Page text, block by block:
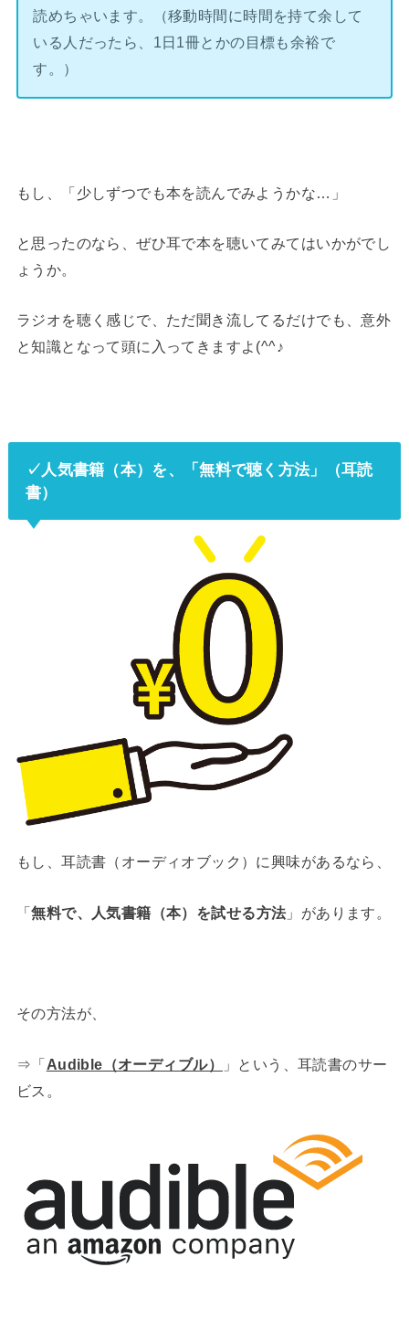
読めちゃいます。（移動時間に時間を持て余して
いる人だったら、1日1冊とかの目標も余裕で
す。）
もし、「少しずつでも本を読んでみようかな…」
と思ったのなら、ぜひ耳で本を聴いてみてはいかがでし
ょうか。
ラジオを聴く感じで、ただ聞き流してるだけでも、意外
と知識となって頭に入ってきますよ(^^♪
✓人気書籍（本）を、「無料で聴く方法」（耳読
書）
もし、耳読書（オーディオブック）に興味があるなら、
「無料で、人気書籍（本）を試せる方法」があります。
その方法が、
⇒「Audible（オーディブル）
」という、耳読書のサー
ビス。